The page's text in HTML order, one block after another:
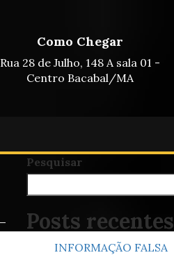
Como Chegar
Rua 28 de Julho, 148 A sala 01 -
Centro Bacabal/MA
Pesquisar
Posts recentes
INFORMAÇÃO FALSA